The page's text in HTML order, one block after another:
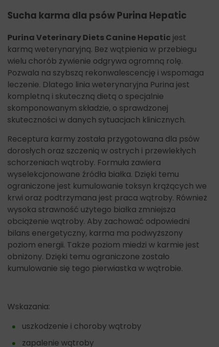
Sucha karma dla psów Purina Hepatic
Purina Veterinary Diets Canine Hepatic jest
karmą weterynaryjną. Bez wątpienia w przebiegu
wielu chorób żywienie odgrywa ogromną rolę.
Pozwala na szybszą rekonwalescencję i wspomaga
leczenie. Dlatego linia weterynaryjna Purina jest
kompletną i skuteczną dietą o specjalnie
skomponowanym składzie, o sprawdzonej
skuteczności w danych sytuacjach klinicznych.
Receptura karmy została przygotowana dla psów
dorosłych oraz szczenią w ostrych i przewlekłych
schorzeniach wątroby. Formuła zawiera
wyselekcjonowane źródła białka. Dzięki temu
ograniczone jest kumulowanie toksyn krążących we
krwi oraz podtrzymana jest praca wątroby. Również
wysoka strawność użytego białka zmniejsza
obciążenie wątroby. Aby zachować odpowiedni
bilans energetyczny, karma ma podwyższony
poziom energii. Także poziom miedzi w karmie jest
obniżony. Dzięki temu ograniczone zostało
kumulowanie się tego pierwiastka w wątrobie.
Wskazania:
uszkodzenie i choroby wątroby
zapalenie wątroby